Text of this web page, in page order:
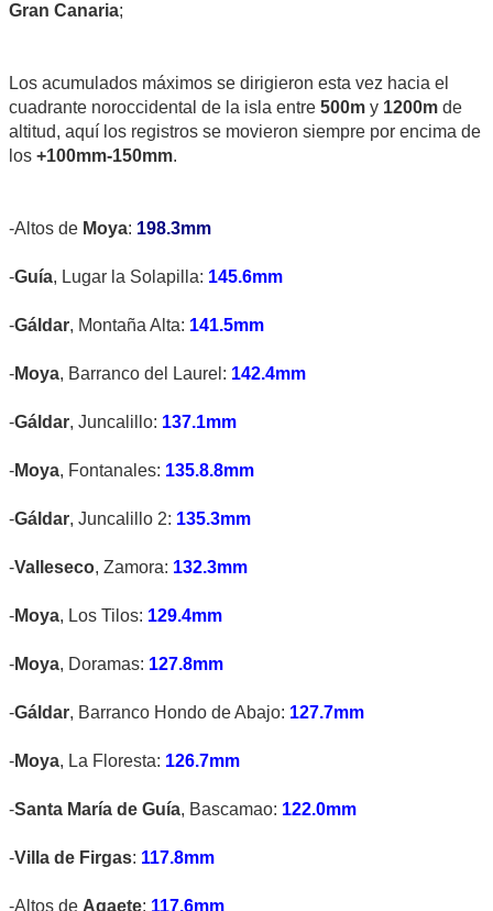
Gran Canaria;
Los acumulados máximos se dirigieron esta vez hacia el
cuadrante noroccidental de la isla entre 500m y 1200m de
altitud, aquí los registros se movieron siempre por encima de
los +100mm-150mm.
-Altos de Moya: 198.3mm
-Guía, Lugar la Solapilla: 145.6mm
-Gáldar, Montaña Alta: 141.5mm
-Moya, Barranco del Laurel: 142.4mm
-Gáldar, Juncalillo: 137.1mm
-Moya, Fontanales: 135.8.8mm
-Gáldar, Juncalillo 2: 135.3mm
-Valleseco, Zamora: 132.3mm
-Moya, Los Tilos: 129.4mm
-Moya, Doramas: 127.8mm
-Gáldar, Barranco Hondo de Abajo: 127.7mm
-Moya, La Floresta: 126.7mm
-Santa María de Guía, Bascamao: 122.0mm
-Villa de Firgas: 117.8mm
-Altos de Agaete: 117.6mm